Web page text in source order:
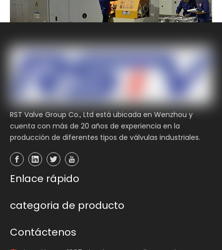
2023-06-21
RST Grupo de válvulas
RST Valve Group Co., Ltd está ubicada en Wenzhou
y cuenta con más de 20 años de experiencia en la
producción de diferentes tipos de válvulas
industriales.Es una empresa integral de válvulas de
desarrollo, fabricación, ventas y servicio.RST VALVE
RST Valve Group Co., Ltd está ubicada en Wenzhou y
cuenta con más de 20 años de experiencia en la
producción de diferentes tipos de válvulas industriales.
Enlace rápido
categoria de producto
Contáctenos